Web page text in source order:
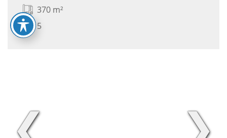
370 m²
5
❮ ❯